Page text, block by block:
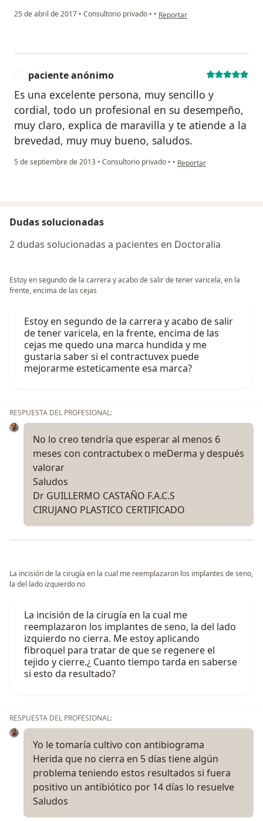
25 de abril de 2017 • Consultorio privado • • en opinión del usuario Cuenta
Reportar
paciente anónimo
Es una excelente persona, muy sencillo y
cordial, todo un profesional en su desempeño,
muy claro, explica de maravilla y te atiende a la
brevedad, muy muy bueno, saludos.
5 de septiembre de 2013 • Consultorio privado • • en opinión del usuario
Reportar
Dudas solucionadas
2 dudas solucionadas a pacientes en Doctoralia
Estoy en segundo de la carrera y acabo de salir de tener varicela, en la
frente, encima de las cejas
Estoy en segundo de la carrera y acabo de salir
de tener varicela, en la frente, encima de las
cejas me quedo una marca hundida y me
gustaria saber si el contractuvex puede
mejorarme esteticamente esa marca?
RESPUESTA DEL PROFESIONAL:
No lo creo tendría que esperar al menos 6
meses con contractubex o meDerma y después
valorar
Saludos
Dr GUILLERMO CASTAÑO F.A.C.S
CIRUJANO PLASTICO CERTIFICADO
La incisión de la cirugía en la cual me reemplazaron los implantes de seno,
la del lado izquierdo no
La incisión de la cirugía en la cual me
reemplazaron los implantes de seno, la del lado
izquierdo no cierra. Me estoy aplicando
fibroquel para tratar de que se regenere el
tejido y cierre.¿ Cuanto tiempo tarda en saberse
si esto da resultado?
RESPUESTA DEL PROFESIONAL:
Yo le tomaría cultivo con antibiograma
Herida que no cierra en 5 días tiene algún
problema teniendo estos resultados si fuera
positivo un antibiótico por 14 días lo resuelve
Saludos